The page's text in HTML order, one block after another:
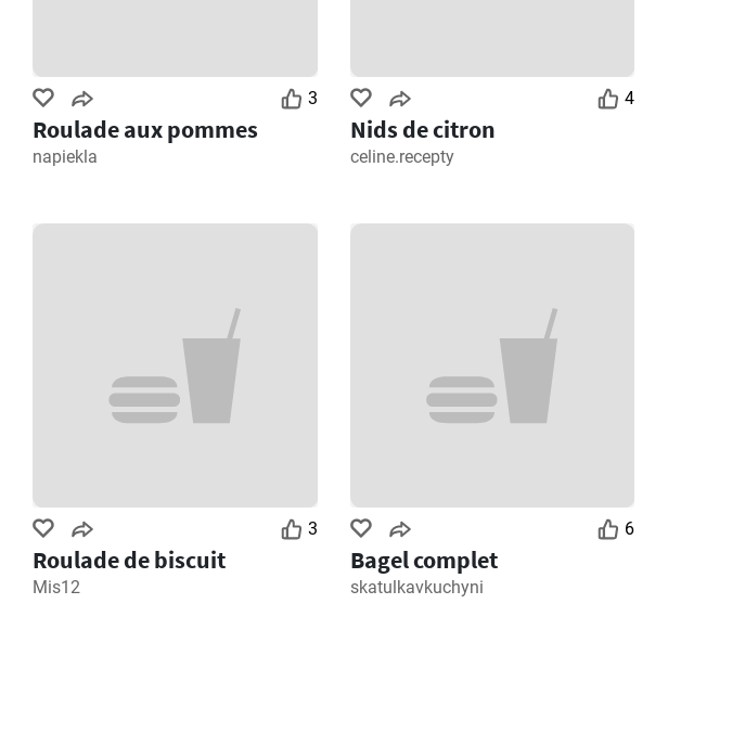
3
Roulade aux pommes
napiekla
4
Nids de citron
celine.recepty
3
Roulade de biscuit
Mis12
6
Bagel complet
skatulkavkuchyni